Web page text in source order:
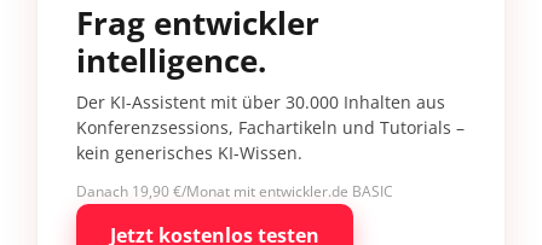
Frag entwickler
intelligence.
Der KI-Assistent mit über 30.000 Inhalten aus
Konferenzsessions, Fachartikeln und Tutorials –
kein generisches KI-Wissen.
Danach 19,90 €/Monat mit entwickler.de BASIC
Jetzt kostenlos testen